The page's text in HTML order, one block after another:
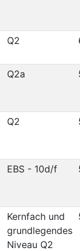
Q2
Q2a
Q2
EBS - 10d/f
Kernfach und
grundlegendes
Niveau Q2